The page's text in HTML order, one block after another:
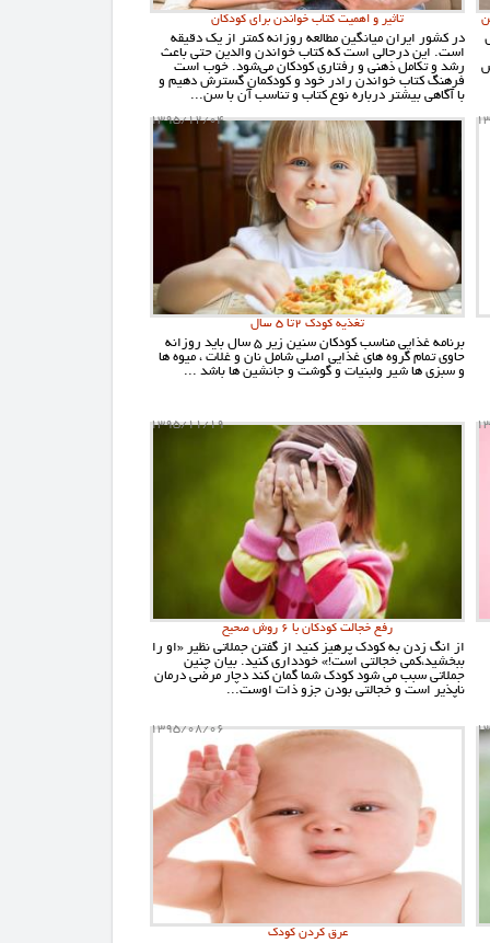
تاثیر و اهمیت کتاب خواندن برای کودکان
در کشور ایران میانگین مطالعه روزانه کمتر از یک دقیقه
است. این درحالی است که کتاب خواندن والدین حتی باعث
رشد و تکامل ذهنی و رفتاری کودکان می‌شود. خوب است
فرهنگ کتاب خواندن رادر خود و کودکمان گسترش دهیم و
با آگاهی بیشتر درباره نوع کتاب و تناسب آن با سن...
تغذیه کودک 2تا 5 سال
برنامه غذایی مناسب کودکان سنین زیر ۵ سال باید روزانه
حاوی تمام گروه های غذایی اصلی شامل نان و غلات ، میوه ها
و سبزی ها شیر ولبنیات و گوشت و جانشین ها باشد ...
1395/12/04
رفع خجالت کودکان با 6 روش صحیح
از انگ زدن به کودک پرهیز کنید از گفتن جملاتی نظیر «او را
ببخشید،کمی خجالتی است!» خودداری کنید. بیان چنین
جملاتی سبب می شود کودک شما گمان کند دچار مرضی درمان
ناپذیر است و خجالتی بودن جزو ذات اوست...
1395/11/19
عرق کردن کودک
1395/08/06